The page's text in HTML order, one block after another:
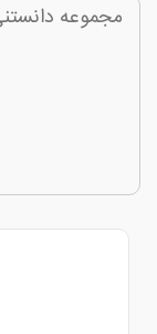
دانستنی
در